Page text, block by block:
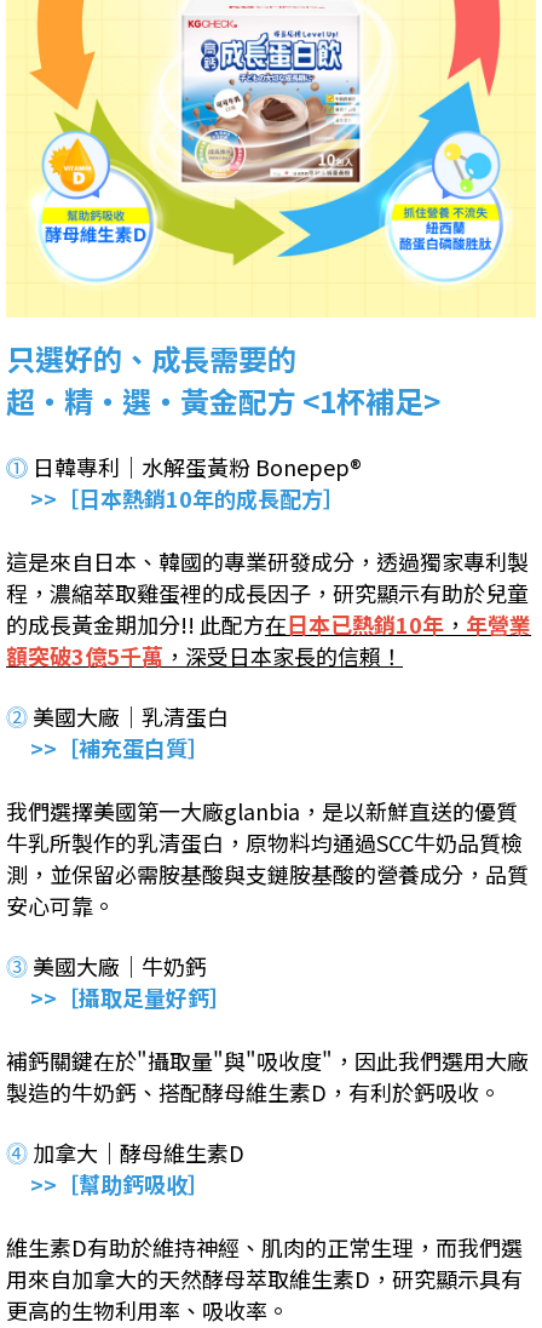
只選好的、成長需要的
超・精・選・黃金配方 <1杯補足>
⓵ 日韓專利｜水解蛋黃粉 Bonepep®
>>［日本熱銷10年的成長配方］
這是來自日本、韓國的專業研發成分，透過獨家專利製
程，濃縮萃取雞蛋裡的成長因子，研究顯示有助於兒童
的成長黃金期加分!! 此配方在日本已熱銷10年 ， 年營業
額突破3億5千萬 ，深受日本家長的信賴！
⓶美國大廠｜乳清蛋白
>>［補充蛋白質］
我們選擇美國第一大廠glanbia，是以新鮮直送的優質
牛乳所製作的乳清蛋白，原物料均通過SCC牛奶品質檢
測，並保留必需胺基酸與支鏈胺基酸的營養成分，品質
安心可靠。
⓷美國大廠｜牛奶鈣
>>［攝取足量好鈣］
補鈣關鍵在於"攝取量"與"吸收度"，因此我們選用大廠
製造的牛奶鈣、搭配酵母維生素D，有利於鈣吸收。
⓸加拿大｜酵母維生素D
>>［幫助鈣吸收］
維生素D有助於維持神經、肌肉的正常生理，而我們選
用來自加拿大的天然酵母萃取維生素D，研究顯示具有
更高的生物利用率、吸收率。